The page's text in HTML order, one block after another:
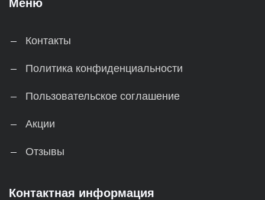
Меню
Контакты
Политика конфиденциальности
Пользовательское соглашение
Акции
Отзывы
Контактная информация